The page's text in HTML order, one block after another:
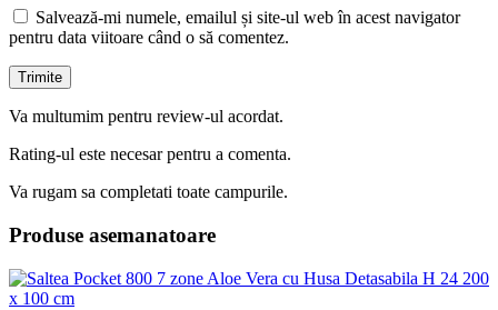
Salvează-mi numele, emailul și site-ul web în acest navigator
pentru data viitoare când o să comentez.
Va multumim pentru review-ul acordat.
Rating-ul este necesar pentru a comenta.
Va rugam sa completati toate campurile.
Produse asemanatoare